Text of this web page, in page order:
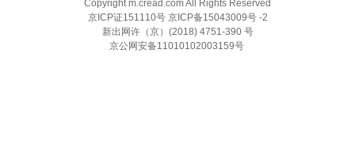
Copyright m.cread.com All Rights Reserved
京ICP证151110号 京ICP备15043009号 -2
新出网许（京）(2018) 4751-390 号
京公网安备11010102003159号